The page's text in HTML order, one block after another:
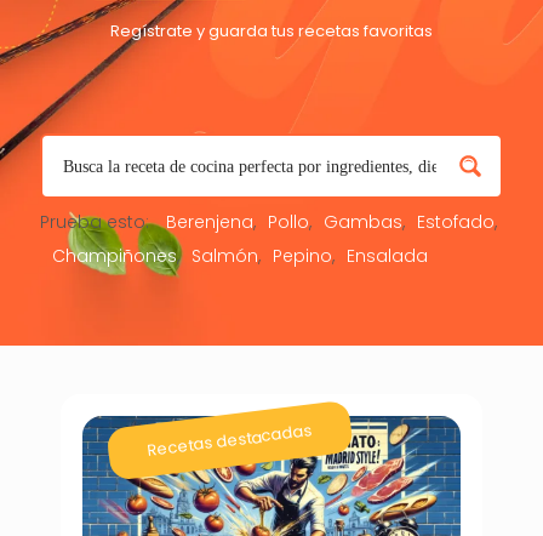
Regístrate y guarda tus recetas favoritas
Prueba esto: Berenjena Pollo Gambas
Estofado
Champiñones
Salmón Pepino Ensalada
Recetas destacadas